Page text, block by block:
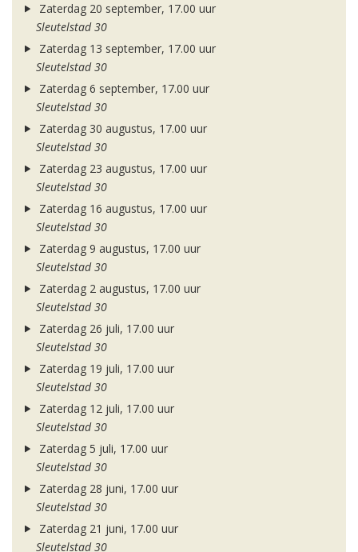
Zaterdag 20 september, 17.00 uur
Sleutelstad 30
Zaterdag 13 september, 17.00 uur
Sleutelstad 30
Zaterdag 6 september, 17.00 uur
Sleutelstad 30
Zaterdag 30 augustus, 17.00 uur
Sleutelstad 30
Zaterdag 23 augustus, 17.00 uur
Sleutelstad 30
Zaterdag 16 augustus, 17.00 uur
Sleutelstad 30
Zaterdag 9 augustus, 17.00 uur
Sleutelstad 30
Zaterdag 2 augustus, 17.00 uur
Sleutelstad 30
Zaterdag 26 juli, 17.00 uur
Sleutelstad 30
Zaterdag 19 juli, 17.00 uur
Sleutelstad 30
Zaterdag 12 juli, 17.00 uur
Sleutelstad 30
Zaterdag 5 juli, 17.00 uur
Sleutelstad 30
Zaterdag 28 juni, 17.00 uur
Sleutelstad 30
Zaterdag 21 juni, 17.00 uur
Sleutelstad 30